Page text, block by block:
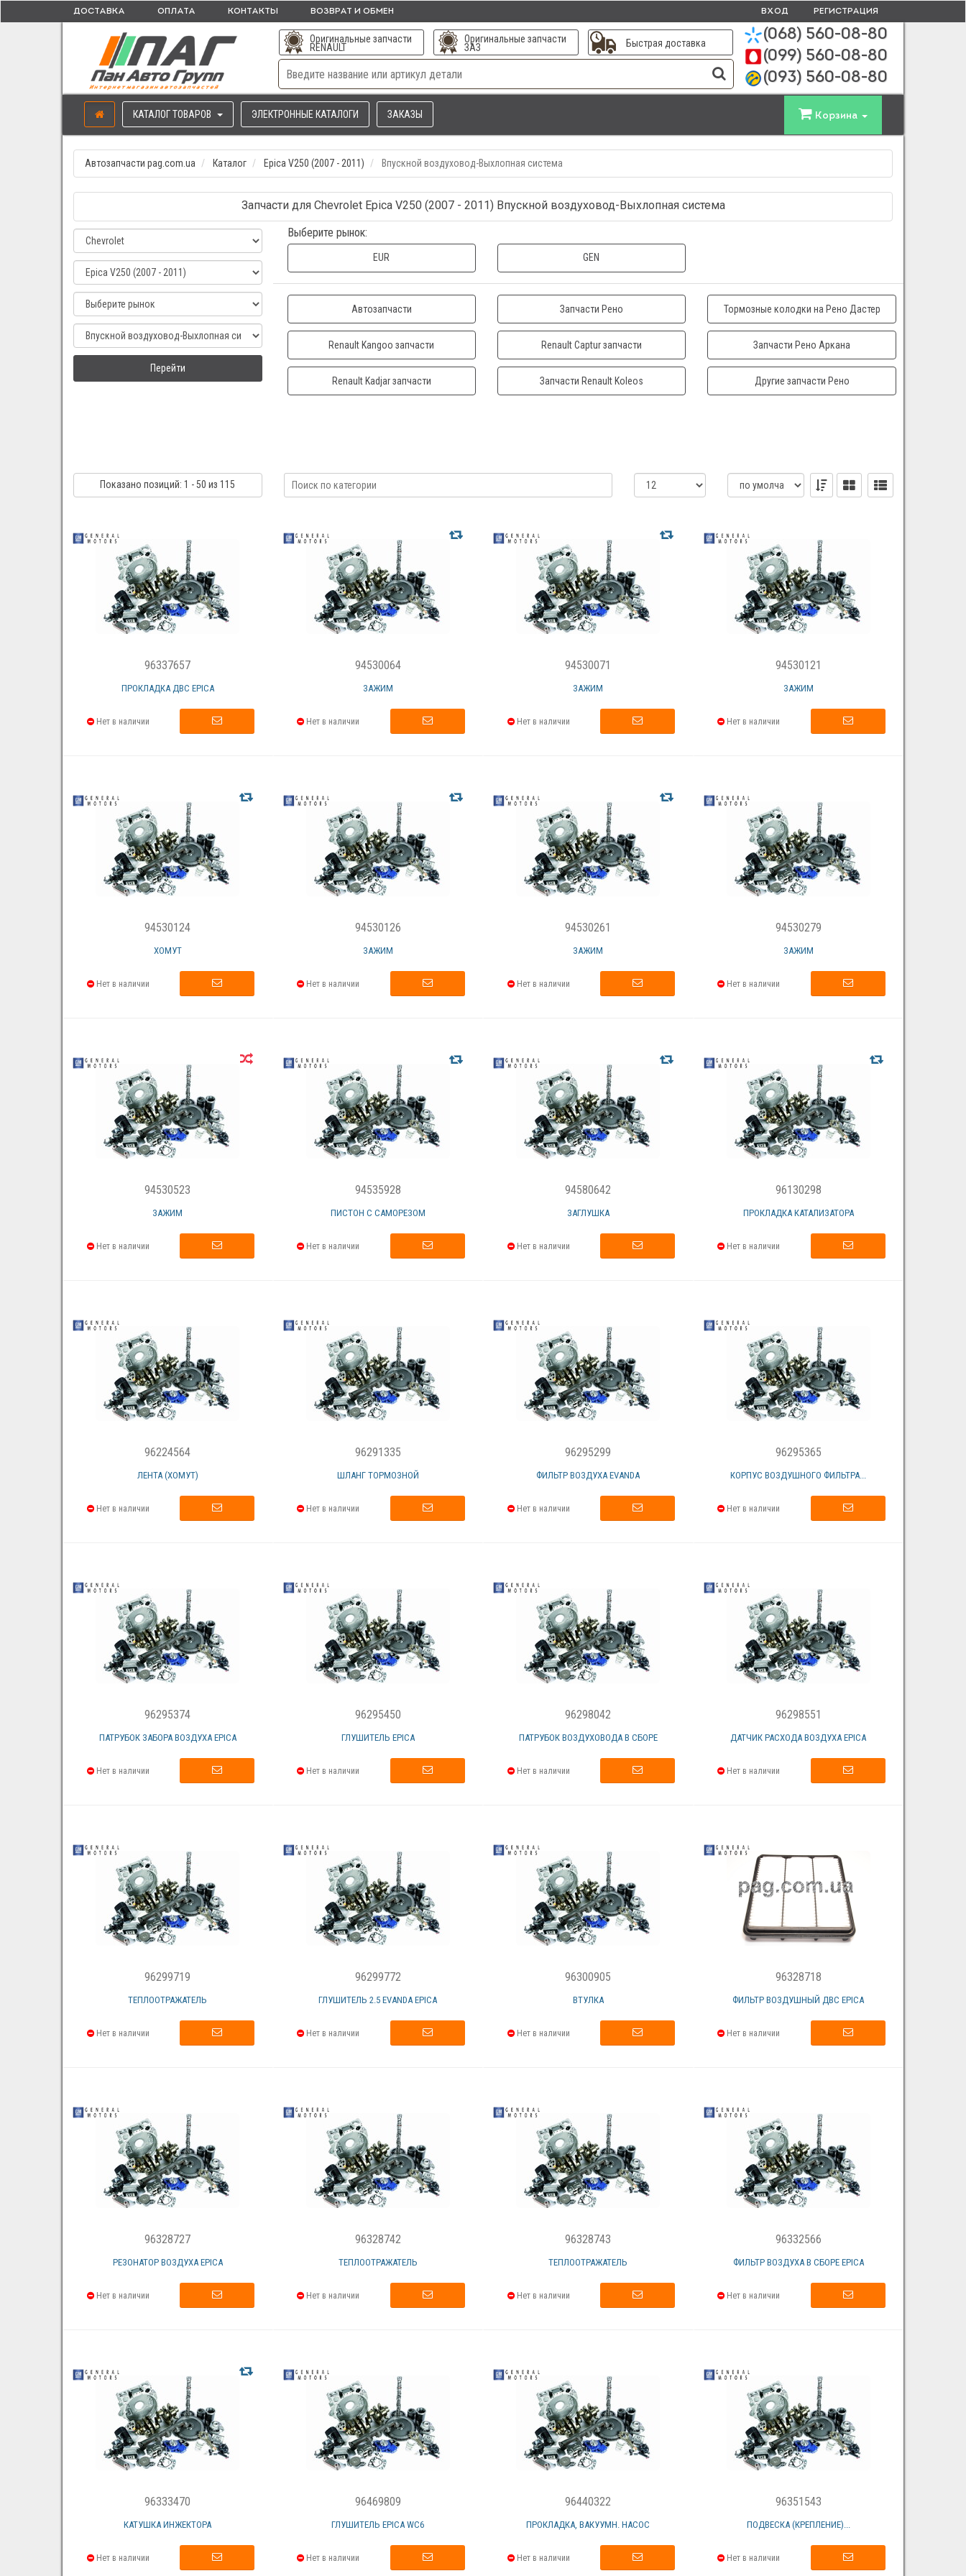
ДОСТАВКА ОПЛАТА КОНТАКТЫ ВОЗВРАТ И ОБМЕН ВХОД РЕГИСТРАЦИЯ
Оригинальные запчасти
RENAULT
Оригинальные запчасти
ЗАЗ Быстрая доставка (068) 560-08-80
(099) 560-08-80
(093) 560-08-80
КАТАЛОГ ТОВАРОВ ЭЛЕКТРОННЫЕ КАТАЛОГИ ЗАКАЗЫ Корзина
Автозапчасти pag.com.ua Каталог Epica V250 (2007 - 2011) Впускной воздуховод-Выхлопная система
Запчасти для Chevrolet Epica V250 (2007 - 2011) Впускной воздуховод-Выхлопная система
Перейти
Выберите рынок:
EUR GEN
Автозапчасти Запчасти Рено Тормозные колодки на Рено Дастер
Renault Kangoo запчасти Renault Captur запчасти Запчасти Рено Аркана
Renault Kadjar запчасти Запчасти Renault Koleos Другие запчасти Рено
Показано позиций: 1 - 50 из 115
96337657
ПРОКЛАДКА ДВС EPICA
Нет в наличии
94530064
ЗАЖИМ
Нет в наличии
94530071
ЗАЖИМ
Нет в наличии
94530121
ЗАЖИМ
Нет в наличии
94530124
ХОМУТ
Нет в наличии
94530126
ЗАЖИМ
Нет в наличии
94530261
ЗАЖИМ
Нет в наличии
94530279
ЗАЖИМ
Нет в наличии
94530523
ЗАЖИМ
Нет в наличии
94535928
ПИСТОН С САМОРЕЗОМ
Нет в наличии
94580642
ЗАГЛУШКА
Нет в наличии
96130298
ПРОКЛАДКА КАТАЛИЗАТОРА
Нет в наличии
96224564
ЛЕНТА (ХОМУТ)
Нет в наличии
96291335
ШЛАНГ ТОРМОЗНОЙ
Нет в наличии
96295299
ФИЛЬТР ВОЗДУХА EVANDA
Нет в наличии
96295365
КОРПУС ВОЗДУШНОГО ФИЛЬТРА...
Нет в наличии
96295374
ПАТРУБОК ЗАБОРА ВОЗДУХА EPICA
Нет в наличии
96295450
ГЛУШИТЕЛЬ EPICA
Нет в наличии
96298042
ПАТРУБОК ВОЗДУХОВОДА В СБОРЕ
Нет в наличии
96298551
ДАТЧИК РАСХОДА ВОЗДУХА EPICA
Нет в наличии
96299719
ТЕПЛООТРАЖАТЕЛЬ
Нет в наличии
96299772
ГЛУШИТЕЛЬ 2.5 EVANDA EPICA
Нет в наличии
96300905
ВТУЛКА
Нет в наличии
96328718
ФИЛЬТР ВОЗДУШНЫЙ ДВС EPICA
Нет в наличии
96328727
РЕЗОНАТОР ВОЗДУХА EPICA
Нет в наличии
96328742
ТЕПЛООТРАЖАТЕЛЬ
Нет в наличии
96328743
ТЕПЛООТРАЖАТЕЛЬ
Нет в наличии
96332566
ФИЛЬТР ВОЗДУХА В СБОРЕ EPICA
Нет в наличии
96333470
КАТУШКА ИНЖЕКТОРА
Нет в наличии
96469809
ГЛУШИТЕЛЬ EPICA WC6
Нет в наличии
96440322
ПРОКЛАДКА, ВАКУУМН. НАСОС
Нет в наличии
96351543
ПОДВЕСКА (КРЕПЛЕНИЕ)...
Нет в наличии